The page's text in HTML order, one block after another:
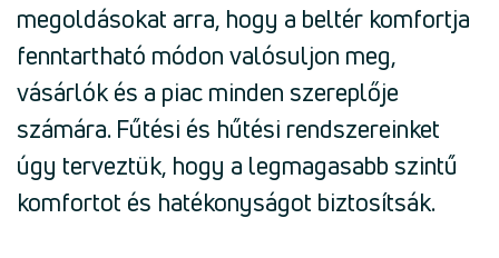
megoldásokat arra, hogy a beltér komfortja
fenntartható módon valósuljon meg,
vásárlók és a piac minden szereplője
számára. Fűtési és hűtési rendszereinket
úgy terveztük, hogy a legmagasabb szintű
komfortot és hatékonyságot biztosítsák.